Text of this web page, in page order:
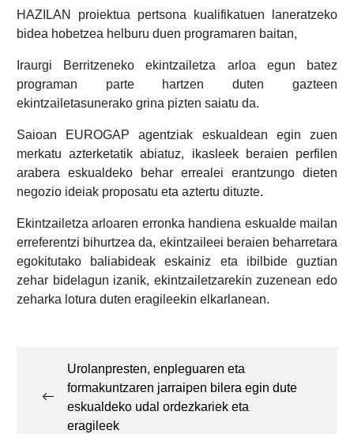
HAZILAN proiektua pertsona kualifikatuen laneratzeko
bidea hobetzea helburu duen programaren baitan,
Iraurgi Berritzeneko ekintzailetza arloa egun batez
programan parte hartzen duten gazteen
ekintzailetasunerako grina pizten saiatu da.
Saioan EUROGAP agentziak eskualdean egin zuen
merkatu azterketatik abiatuz, ikasleek beraien perfilen
arabera eskualdeko behar errealei erantzungo dieten
negozio ideiak proposatu eta aztertu dituzte.
Ekintzailetza arloaren erronka handiena eskualde mailan
erreferentzi bihurtzea da, ekintzaileei beraien beharretara
egokitutako baliabideak eskainiz eta ibilbide guztian
zehar bidelagun izanik, ekintzailetzarekin zuzenean edo
zeharka lotura duten eragileekin elkarlanean.
Urolanpresten, enpleguaren eta
formakuntzaren jarraipen bilera egin dute
eskualdeko udal ordezkariek eta
eragileek